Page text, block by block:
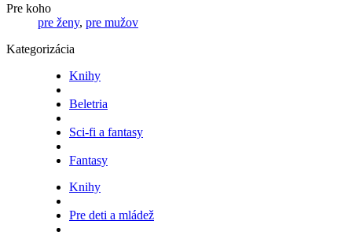
Pre koho
pre ženy, pre mužov
Kategorizácia
Knihy
Beletria
Sci-fi a fantasy
Fantasy
Knihy
Pre deti a mládež